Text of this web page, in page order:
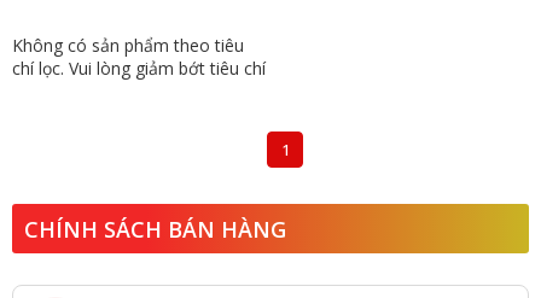
Không có sản phẩm theo tiêu
chí lọc. Vui lòng giảm bớt tiêu chí
1
CHÍNH SÁCH BÁN HÀNG